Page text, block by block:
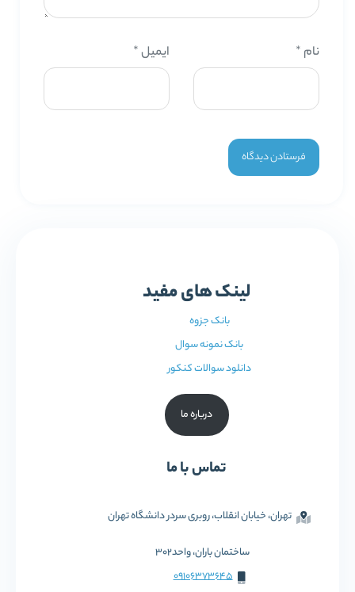
نام * ایمیل*
لینک های مفید
بانک جزوه
بانک نمونه سوال
دانلود سوالات کنکور
درباره ما
تماس با ما
تهران، خیابان انقلاب، روبری سردر دانشگاه تهران
ساختمان باران، واحد302
09106373645